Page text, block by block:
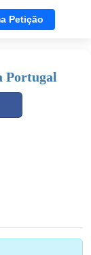
Petição
Portugal